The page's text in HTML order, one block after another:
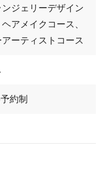
ジェリーデザイン
アメイクコース、
ーティストコース
約制